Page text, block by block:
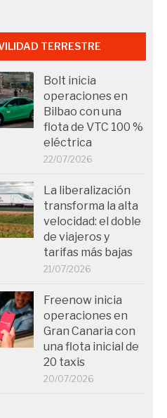
La necesidad de
a Cara en el Business
30/04/2019
TERRESTRE
Bolt inicia
operaciones en
Bilbao con una
flota de VTC 100 %
eléctrica
22/07/2026
La liberalización
transforma la alta
velocidad: el doble
de viajeros y
tarifas más bajas
21/07/2026
Freenow inicia
operaciones en
Gran Canaria con
una flota inicial de
20 taxis
20/07/2026